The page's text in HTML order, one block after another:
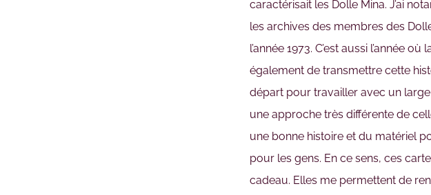
caractérisait les Dolle Mina. J’ai
les archives des membres des
l’année 1973. C’est aussi l’année
également de transmettre cette
départ pour travailler avec un
une approche très différente de
une bonne histoire et du matériel
pour les gens. En ce sens, ces
cadeau. Elles me permettent de